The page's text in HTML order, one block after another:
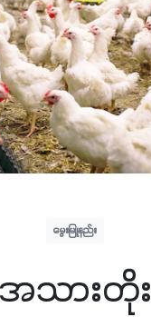
မွေးမြူနည်း
အသားတိုး